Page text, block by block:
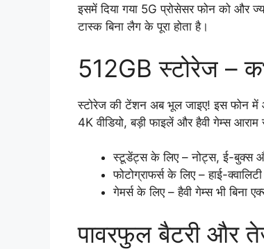
इसमें दिया गया 5G प्रोसेसर फोन को और
टास्क बिना लैग के पूरा होता है।
512GB स्टोरेज –
स्टोरेज की टेंशन अब भूल जाइए! इस फोन में
4K वीडियो, बड़ी फाइलें और हैवी गेम्स
स्टूडेंट्स के लिए – नोट्स, ई-बुक्स
फोटोग्राफर्स के लिए – हाई-
गेमर्स के लिए – हैवी गेम्स भी बिना
पावरफुल बैटरी और